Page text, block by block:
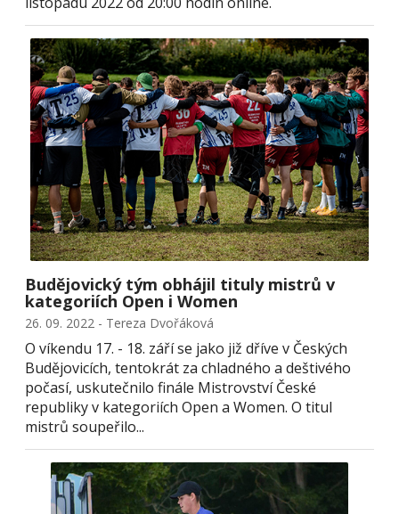
Budějovický tým obhájil tituly mistrů v
kategoriích Open i Women
26. 09. 2022 - Tereza Dvořáková
O víkendu 17. - 18. září se jako již dříve v Českých
Budějovicích, tentokrát za chladného a deštivého
počasí, uskutečnilo finále Mistrovství České
republiky v kategoriích Open a Women. O titul
mistrů soupeřilo...